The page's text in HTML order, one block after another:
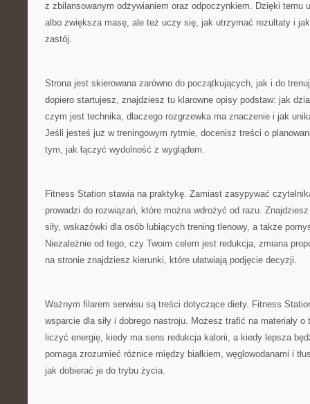
z zbilansowanym odżywianiem oraz odpoczynkiem. Dzięki temu
albo zwiększa masę, ale też uczy się, jak utrzymać rezultaty i
zastój.
Strona jest skierowana zarówno do początkujących, jak i do
dopiero startujesz, znajdziesz tu klarowne opisy podstaw: jak
czym jest technika, dlaczego rozgrzewka ma znaczenie i jak
Jeśli jesteś już w treningowym rytmie, docenisz treści o
tym, jak łączyć wydolność z wyglądem.
Fitness Station stawia na praktykę. Zamiast zasypywać
prowadzi do rozwiązań, które można wdrożyć od razu.
siły, wskazówki dla osób lubiących trening tlenowy, a także
Niezależnie od tego, czy Twoim celem jest redukcja, zmiana
na stronie znajdziesz kierunki, które ułatwiają podjęcie decyzji.
Ważnym filarem serwisu są treści dotyczące diety. Fitness
wsparcie dla siły i dobrego nastroju. Możesz trafić na materiały
liczyć energię, kiedy ma sens redukcja kalorii, a kiedy lepsza
pomaga zrozumieć różnice między białkiem, węglowodanami i
jak dobierać je do trybu życia.